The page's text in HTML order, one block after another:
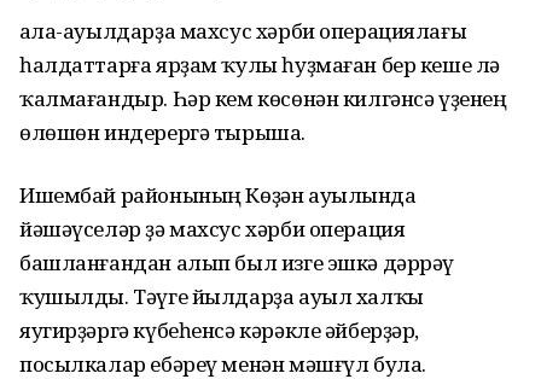
Ҡала-ауылдарҙа махсус хәрби операциялағы
һалдаттарға ярҙам ҡулы һуҙмаған бер кеше лә
ҡалмағандыр. Һәр кем көсөнән килгәнсә үҙенең
өлөшөн индерергә тырыша.
Ишембай районының Көҙән ауылында
йәшәүселәр ҙә махсус хәрби операция
башланғандан алып был изге эшкә дәррәү
ҡушылды. Тәүге йылдарҙа ауыл халҡы
яугирҙәргә күбеһенсә кәрәкле әйберҙәр,
посылкалар ебәреү менән мәшғүл була.